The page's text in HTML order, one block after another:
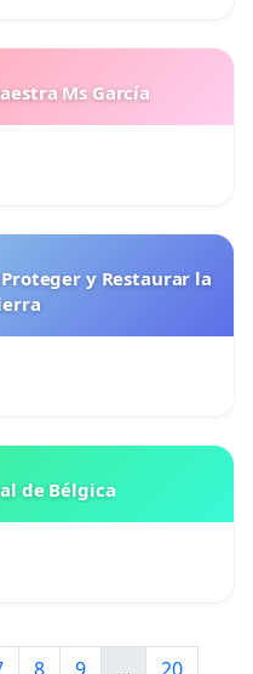
Ms García
y Restaurar la
de Bélgica